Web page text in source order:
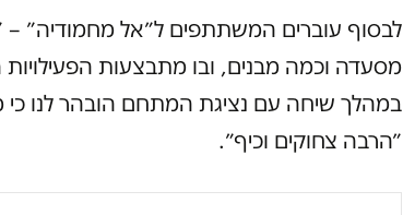
לבסוף עוברים המשתתפים ל״אל מחמודיה״ –
מסעדה וכמה מבנים, ובו מתבצעות
במהלך שיחה עם נציגת המתחם הובהר לנו כי
״הרבה צחוקים וכיף״.